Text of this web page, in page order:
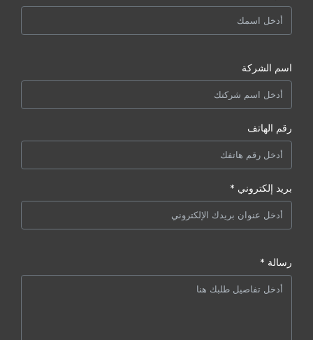
اسم الشركة
رقم الهاتف
بريد إلكتروني *
رسالة *